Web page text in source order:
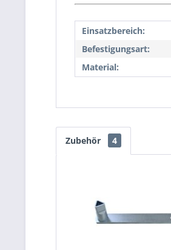
Einsatzbereich:
Befestigungsart:
Material:
Zubehör 4